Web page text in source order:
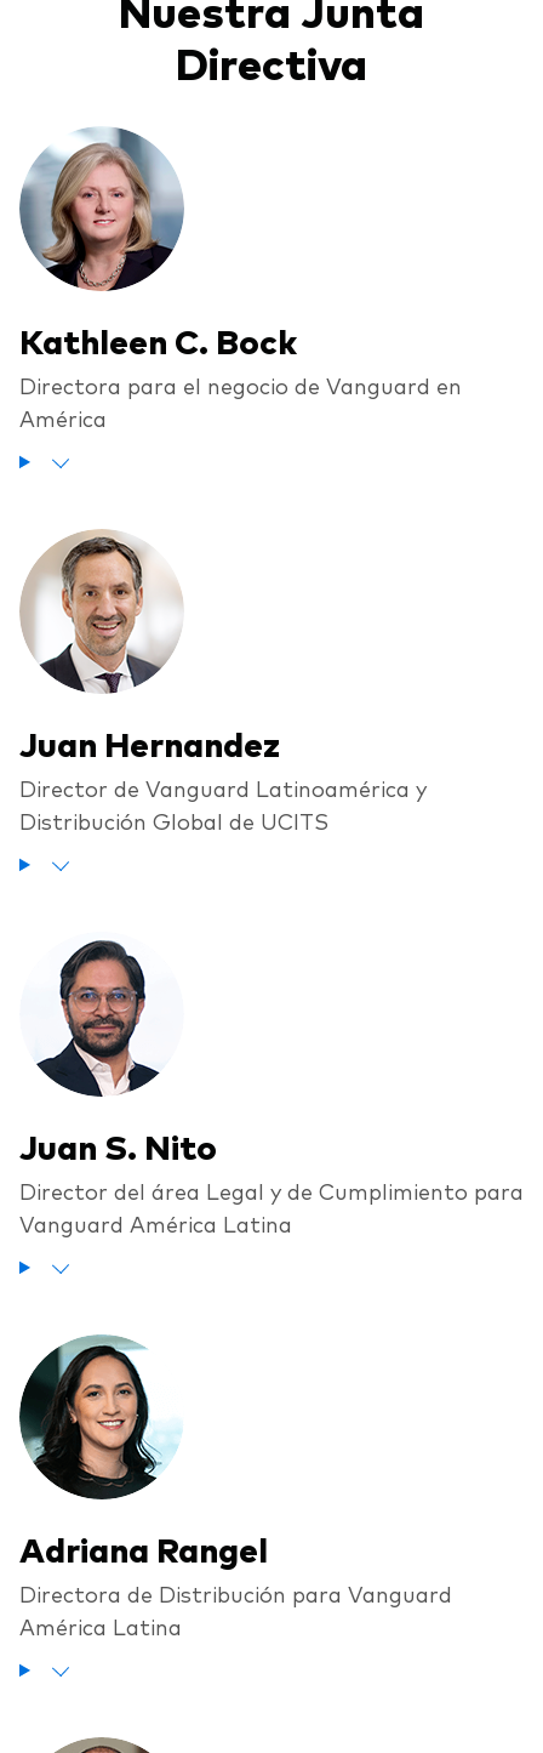
Directiva
Kathleen C. Bock
Directora para el negocio de Vanguard en
América
Juan Hernandez
Director de Vanguard Latinoamérica y
Distribución Global de UCITS
Juan S. Nito
Director del área Legal y de Cumplimiento para
Vanguard América Latina
Adriana Rangel
Directora de Distribución para Vanguard
América Latina